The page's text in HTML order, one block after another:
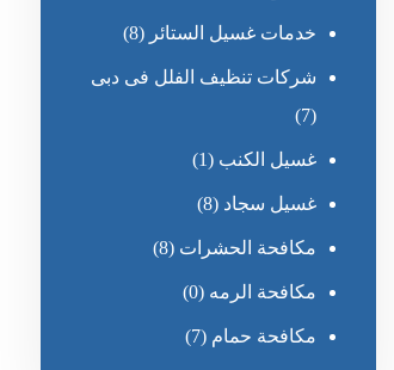
خدمات غسيل الستائر (8)
شركات تنظيف الفلل فى دبى
(7)
غسيل الكنب (1)
غسيل سجاد (8)
مكافحة الحشرات (8)
مكافحة الرمه (0)
مكافحة حمام (7)